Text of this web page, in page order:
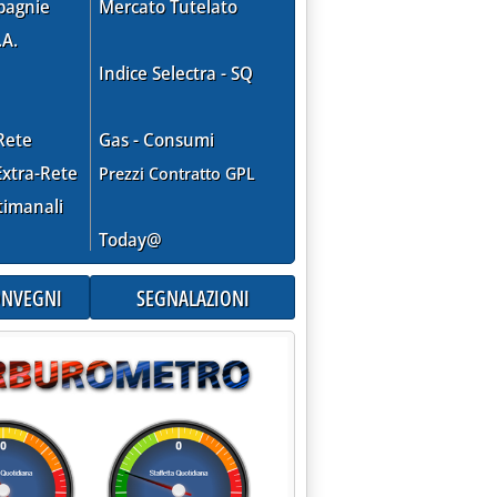
auto in fiamme '
Rete
Mercato Tutelato
Indice Selectra - SQ
Gas - Consumi
Prezzi Contratto GPL
Today@
SEGNALAZIONI